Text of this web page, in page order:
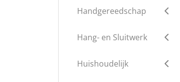
Handgereedschap
Hang- en Sluitwerk
Huishoudelijk